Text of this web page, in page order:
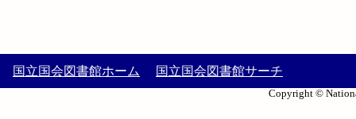
国立国会図書館ホーム 国立国会図書館サーチ
Copyright ©